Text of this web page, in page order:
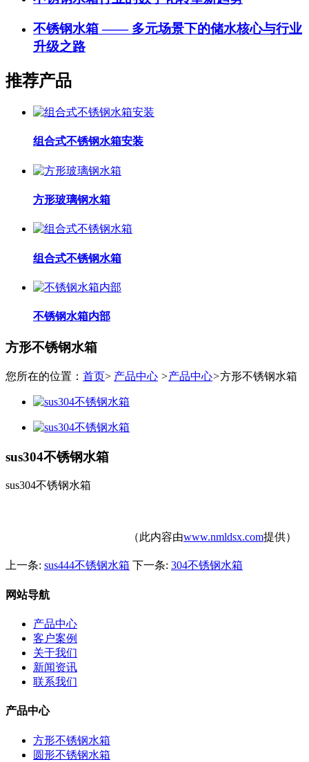
不锈钢水箱 —— 多元场景下的储水核心与行业
升级之路
推荐产品
组合式不锈钢水箱安装
方形玻璃钢水箱
组合式不锈钢水箱
不锈钢水箱内部
方形不锈钢水箱
您所在的位置： 首页> 产品中心 >产品中心>方形不锈钢水箱
sus304不锈钢水箱
sus304不锈钢水箱
（此内容由www.nmldsx.com提供）
上一条: sus444不锈钢水箱 下一条: 304不锈钢水箱
网站导航
产品中心
客户案例
关于我们
新闻资讯
联系我们
产品中心
方形不锈钢水箱
圆形不锈钢水箱